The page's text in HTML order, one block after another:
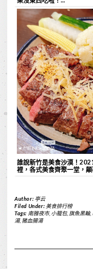
誰說新竹是美食沙漠！
裡，各式美食齊聚一堂，
Author: 亭云
Filed Under: 美食排行榜
Tags: 南雅夜市, 小籠包, 旗魚黑輪,
湯, 豬血腸湯